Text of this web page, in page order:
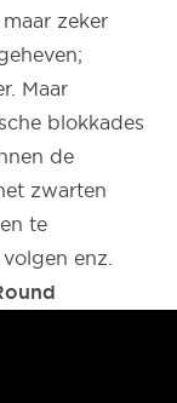
zeker
Maar
blokkades
de
zwarten
te
enz.